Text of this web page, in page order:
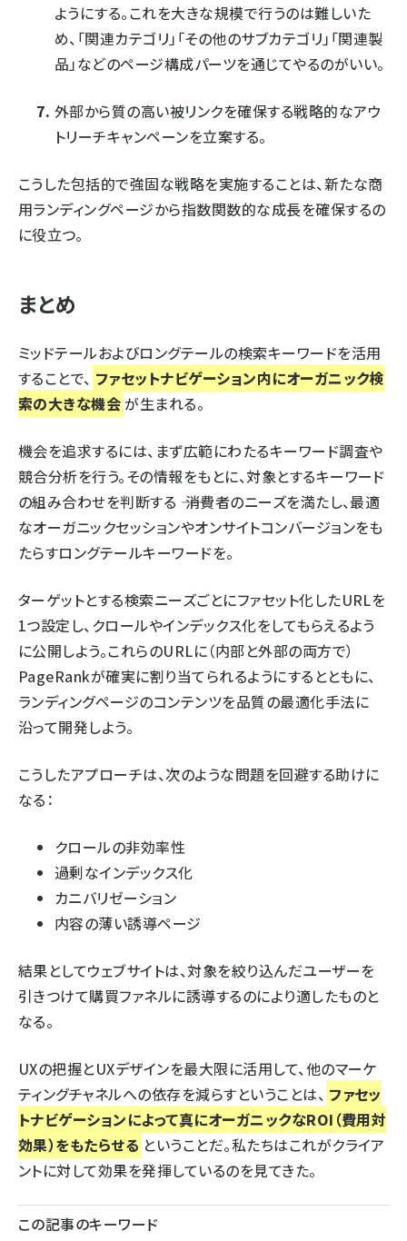
ようにする。これを大きな規模で行うのは難しいた
め、「関連カテゴリ」「その他のサブカテゴリ」「関連製
品」などのページ構成パーツを通じてやるのがいい。
外部から質の高い被リンクを確保する戦略的なアウ
トリーチキャンペーンを立案する。
こうした包括的で強固な戦略を実施することは、新たな商
用ランディングページから指数関数的な成長を確保するの
に役立つ。
まとめ
ミッドテールおよびロングテールの検索キーワードを活用
することで、 ファセットナビゲーション内にオーガニック検
索の大きな機会が生まれる。
機会を追求するには、まず広範にわたるキーワード調査や
競合分析を行う。その情報をもとに、対象とするキーワード
の組み合わせを判断する ―― 消費者のニーズを満たし、最適
なオーガニックセッションやオンサイトコンバージョンをも
たらすロングテールキーワードを。
ターゲットとする検索ニーズごとにファセット化したURLを
1つ設定し、クロールやインデックス化をしてもらえるよう
に公開しよう。これらのURLに（内部と外部の両方で）
PageRankが確実に割り当てられるようにするとともに、
ランディングページのコンテンツを品質の最適化手法に
沿って開発しよう。
こうしたアプローチは、次のような問題を回避する助けに
なる：
クロールの非効率性
過剰なインデックス化
カニバリゼーション
内容の薄い誘導ページ
結果としてウェブサイトは、対象を絞り込んだユーザーを
引きつけて購買ファネルに誘導するのにより適したものと
なる。
UXの把握とUXデザインを最大限に活用して、他のマーケ
ティングチャネルへの依存を減らすということは、 ファセッ
トナビゲーションによって真にオーガニックなROI（費用対
効果）をもたらせる ということだ。私たちはこれがクライア
ントに対して効果を発揮しているのを見てきた。
この記事のキーワード